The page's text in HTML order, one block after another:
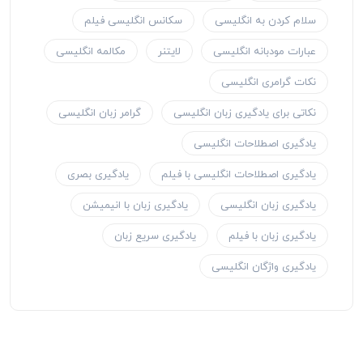
سلام کردن به انگلیسی
سکانس انگلیسی فیلم
عبارات مودبانه انگلیسی
لایتنر
مکالمه انگلیسی
نکات گرامری انگلیسی
نکاتی برای یادگیری زبان انگلیسی
گرامر زبان انگلیسی
یادگیری اصطلاحات انگلیسی
یادگیری اصطلاحات انگلیسی با فیلم
یادگیری بصری
یادگیری زبان انگلیسی
یادگیری زبان با انیمیشن
یادگیری زبان با فیلم
یادگیری سریع زبان
یادگیری واژگان انگلیسی